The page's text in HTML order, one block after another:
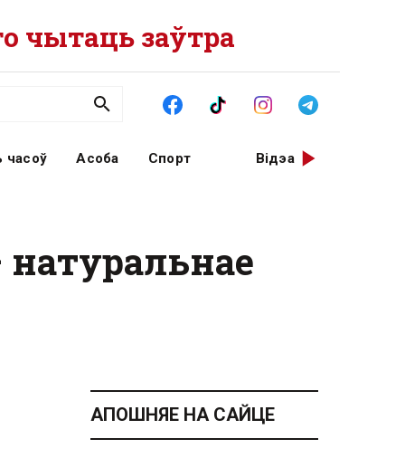
чытаць заўтра
часоў Асоба Спорт Відэа
АПОШНЯЕ НА САЙЦЕ